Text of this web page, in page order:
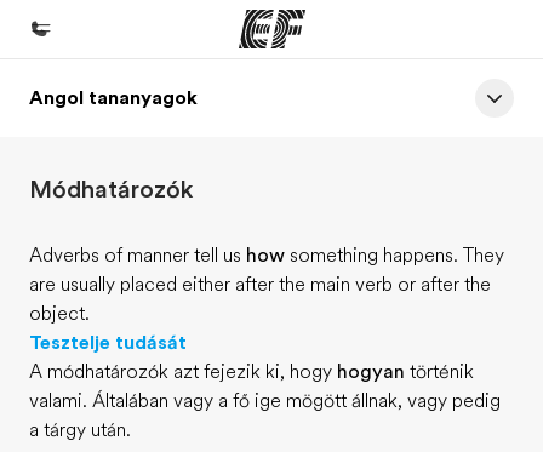
Home
EF programok
EF Iroda
EF iroda a közeledben
Rólunk
Angol tananyagok
Módhatározók
Adverbs of manner tell us how something happens. They
are usually placed either after the main verb or after the
object.
Tesztelje tudását
A módhatározók azt fejezik ki, hogy hogyan történik
valami. Általában vagy a fő ige mögött állnak, vagy pedig
a tárgy után.